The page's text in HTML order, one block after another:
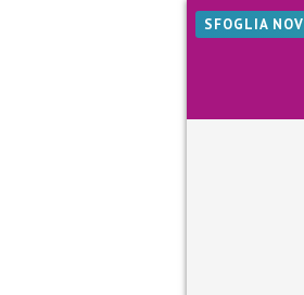
SFOGLIA